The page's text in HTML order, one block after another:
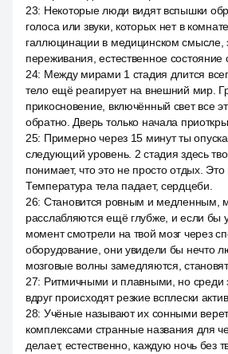
23: Некоторые люди видят вспышки
голоса или звуки, которых нет в
галлюцинации в медицинском смысле,
переживания, естественное состояние
24: Между мирами 1 стадия длится
тело ещё реагирует на внешний мир.
прикосновение, включённый свет все
обратно. Дверь только начала
25: Примерно через 15 минут ты
следующий уровень. 2 стадия здесь
понимает, что это не просто отдых. Это
Температура тела падает, сердцеби.
26: Становится ровным и медленным,
расслабляются ещё глубже, и если бы
момент смотрели на твой мозг через
оборудование, они увидели бы нечто
мозговые волны замедляются,
27: Ритмичными и плавными, но среди
вдруг происходят резкие всплески
28: Учёные называют их сонными
комплексами странные названия для
делает, естественно, каждую ночь без